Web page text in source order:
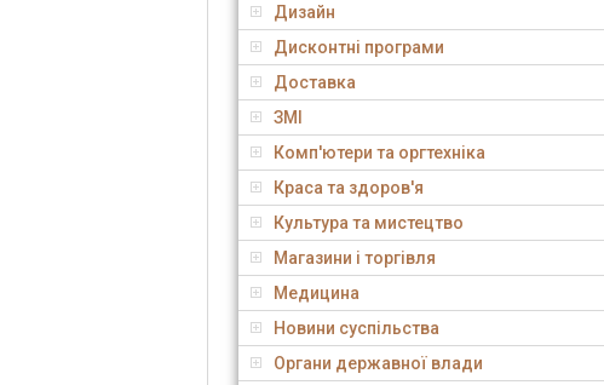
Дизайн
Дисконтні програми
Доставка
ЗМІ
Комп'ютери та оргтехніка
Краса та здоров'я
Культура та мистецтво
Магазини і торгівля
Медицина
Новини суспільства
Органи державної влади